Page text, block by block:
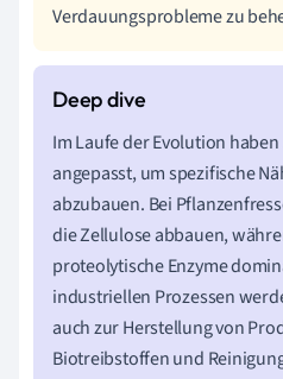
Verdauungsprobleme zu
Im Laufe der Evolution
angepasst, um spezifische
abzubauen. Bei
die Zellulose abbauen,
proteolytische Enzyme
industriellen Prozessen
auch zur Herstellung von
Biotreibstoffen und